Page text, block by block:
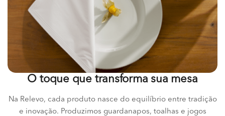
O toque que transforma sua mesa
Na Relevo, cada produto nasce do equilíbrio entre tradição
e inovação. Produzimos guardanapos, toalhas e jogos